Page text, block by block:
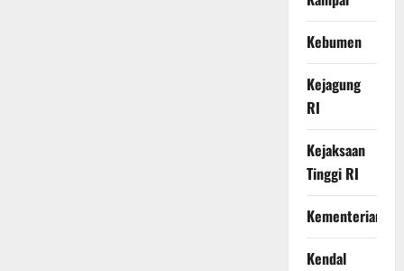
Kebumen
Kejagung
RI
Kejaksaan
Tinggi RI
Kementerian
Kendal